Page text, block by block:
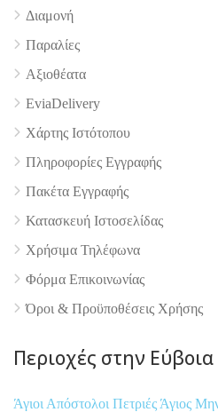
4.9
Διαμονή
Παραλίες
Αξιοθέατα
EviaDelivery
Χάρτης Ιστότοπου
Πληροφορίες Εγγραφής
Πακέτα Εγγραφής
Κατασκευή Ιστοσελίδας
Χρήσιμα Τηλέφωνα
Φόρμα Επικοινωνίας
Όροι & Προϋποθέσεις Xρήσης
Περιοχές στην Εύβοια
Άγιοι Απόστολοι Πετριές Άγιος